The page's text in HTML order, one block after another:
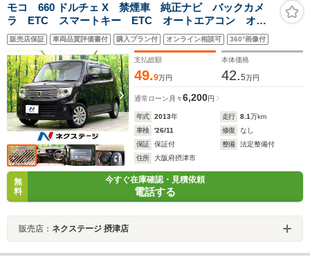
モコ 660 ドルチェ X 禁煙車 純正ナビ バックカメ
ラ ETC スマートキー ETC オートエアコン オー
トライト BLUETOOTH 純正14インチアルミホイー
ル HIDヘッドライト アイドリングストップ レザー調
シート
販売店保証 車両品質評価書付 購入プラン付 オンライン相談可 360°画像付
支払総額
49.9万円
本体価格
42.5万円
通常ローン 月々6,200円
年式 2013年 走行 8.1万km
車検
'26/11 修復
なし
保証
保証付 整備
法定整備付
住所
大阪府摂津市
無
料
今すぐ在庫確認・見積依頼
電話する
販売店： ネクステージ 摂津店